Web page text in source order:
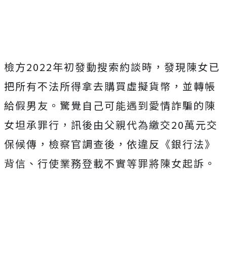
檢方2022年初發動搜索約談時，發現陳女已
把所有不法所得拿去購買虛擬貨幣，並轉帳
給假男友。驚覺自己可能遇到愛情詐騙的陳
女坦承罪行，訊後由父親代為繳交20萬元交
保候傳，檢察官調查後，依違反《銀行法》
背信、行使業務登載不實等罪將陳女起訴。